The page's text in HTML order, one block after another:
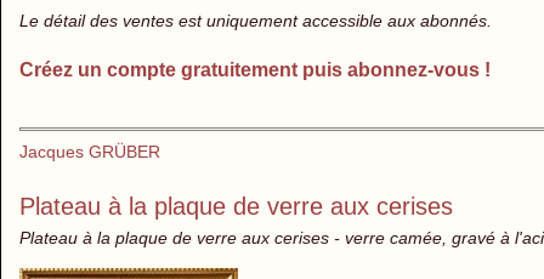
Le détail des ventes est uniquement accessible aux abonnés.
Créez un compte gratuitement puis abonnez-vous !
Jacques GRÜBER
Plateau à la plaque de verre aux cerises
Plateau à la plaque de verre aux cerises - verre camée, gravé à